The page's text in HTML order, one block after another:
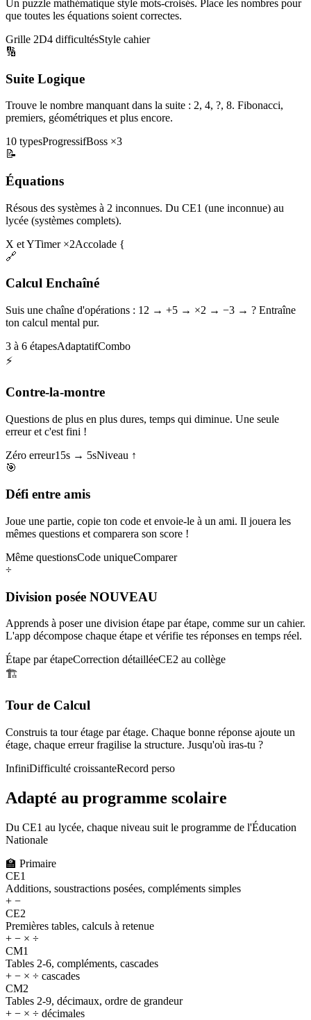
Un puzzle mathématique style mots-croisés. Place les nombres pour
que toutes les équations soient correctes.
Grille 2D4 difficultésStyle cahier
🔢
Suite Logique
Trouve le nombre manquant dans la suite : 2, 4, ?, 8. Fibonacci,
premiers, géométriques et plus encore.
10 typesProgressifBoss ×3
📝
Équations
Résous des systèmes à 2 inconnues. Du CE1 (une inconnue) au
lycée (systèmes complets).
X et YTimer ×2Accolade {
🔗
Calcul Enchaîné
Suis une chaîne d'opérations : 12 → +5 → ×2 → −3 → ? Entraîne
ton calcul mental pur.
3 à 6 étapesAdaptatifCombo
⚡
Contre-la-montre
Questions de plus en plus dures, temps qui diminue. Une seule
erreur et c'est fini !
Zéro erreur15s → 5sNiveau ↑
🎯
Défi entre amis
Joue une partie, copie ton code et envoie-le à un ami. Il jouera les
mêmes questions et comparera son score !
Même questionsCode uniqueComparer
÷
Division posée NOUVEAU
Apprends à poser une division étape par étape, comme sur un cahier.
L'app décompose chaque étape et vérifie tes réponses en temps réel.
Étape par étapeCorrection détailléeCE2 au collège
🏗️
Tour de Calcul
Construis ta tour étage par étage. Chaque bonne réponse ajoute un
étage, chaque erreur fragilise la structure. Jusqu'où iras-tu ?
InfiniDifficulté croissanteRecord perso
Adapté au programme scolaire
Du CE1 au lycée, chaque niveau suit le programme de l'Éducation
Nationale
🏫 Primaire
CE1
Additions, soustractions posées, compléments simples
+ −
CE2
Premières tables, calculs à retenue
+ − × ÷
CM1
Tables 2-6, compléments, cascades
+ − × ÷ cascades
CM2
Tables 2-9, décimaux, ordre de grandeur
+ − × ÷ décimales